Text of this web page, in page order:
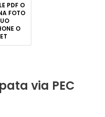
PDF O
FOTO
O
via PEC